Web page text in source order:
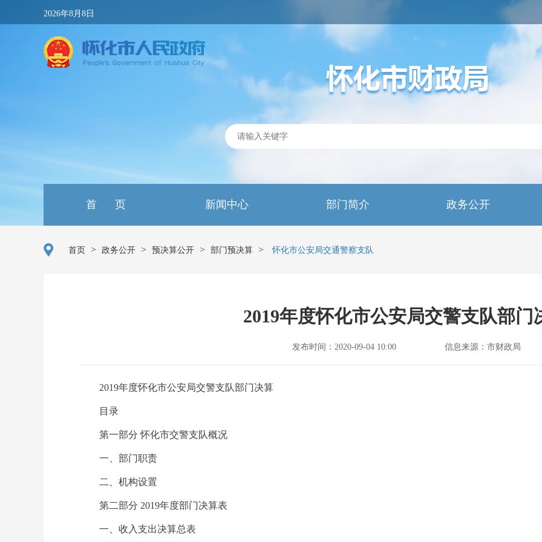
2026年8月8日
首 页 新闻中心 部门简介 政务公开
首页 > 政务公开 > 预决算公开 > 部门预决算 > 怀化市公安局交通警察支队
2019年度怀化市公安局交警支队部门
发布时间：2020-09-04 10:00 信息来源：市财政局
2019年度怀化市公安局交警支队部门决算
目录
第一部分 怀化市交警支队概况
一、部门职责
二、机构设置
第二部分 2019年度部门决算表
一、收入支出决算总表